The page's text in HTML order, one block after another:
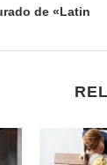
de «Latin